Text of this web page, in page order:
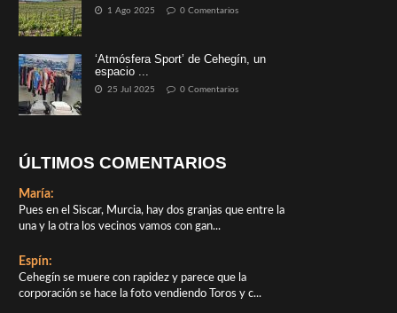
1 Ago 2025 0 Comentarios
‘Atmósfera Sport’ de Cehegín, un
espacio ...
25 Jul 2025 0 Comentarios
ÚLTIMOS COMENTARIOS
María:
Pues en el Siscar, Murcia, hay dos granjas que entre la
una y la otra los vecinos vamos con gan...
Espín:
Cehegín se muere con rapidez y parece que la
corporación se hace la foto vendiendo Toros y c...